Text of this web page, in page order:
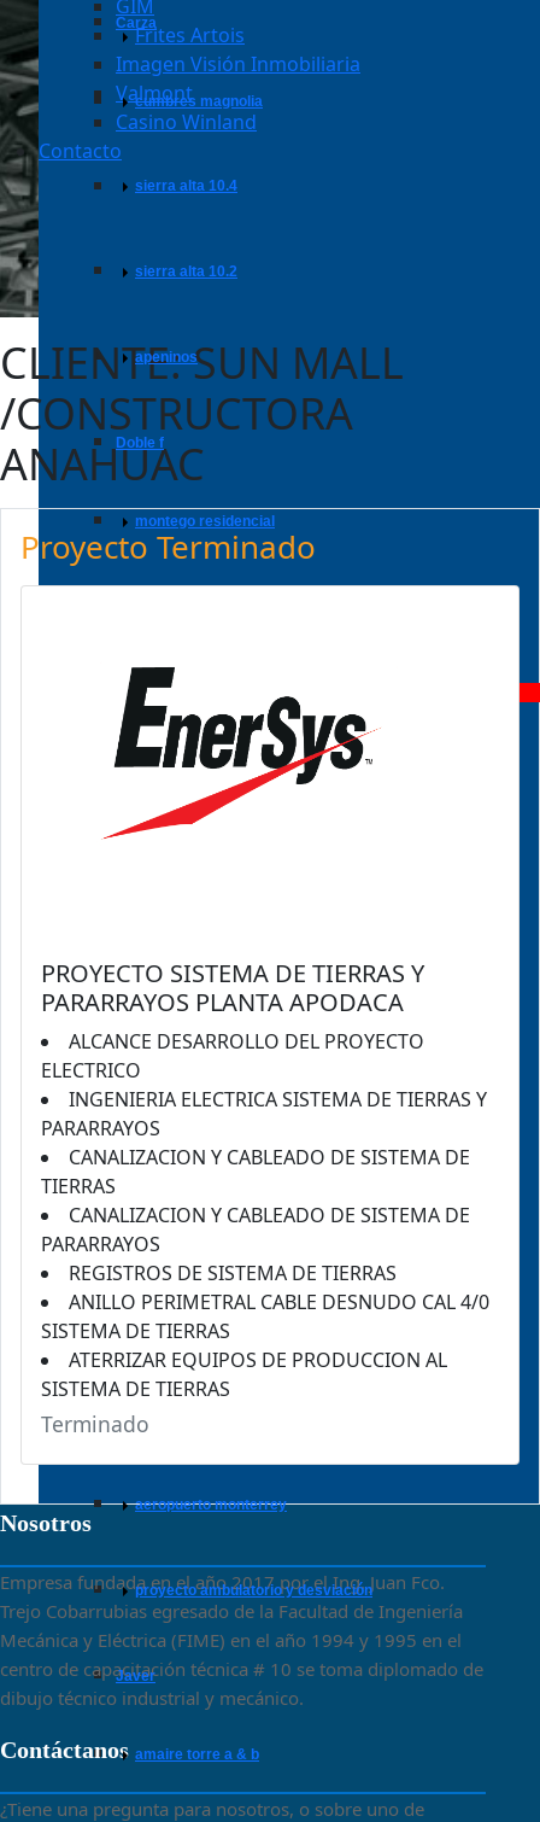
carza
cumbres magnolia
sierra alta 10.4
sierra alta 10.2
apeninos
doble f
montego residencial
enersys
express air
casa castelo
torre verde
frites artois
grupo inmobiliario monterrey
ica
aeropuerto monterrey
proyecto ambulatorio y desviación
javer
amaire torre a & b
GIM
Frites Artois
Imagen Visión Inmobiliaria
Valmont
Casino Winland
Contacto
CLIENTE: SUN MALL
/CONSTRUCTORA
ANAHUAC
Proyecto Terminado
PROYECTO SISTEMA DE TIERRAS Y
PARARRAYOS PLANTA APODACA
ALCANCE DESARROLLO DEL PROYECTO
ELECTRICO
INGENIERIA ELECTRICA SISTEMA DE TIERRAS Y
PARARRAYOS
CANALIZACION Y CABLEADO DE SISTEMA DE
TIERRAS
CANALIZACION Y CABLEADO DE SISTEMA DE
PARARRAYOS
REGISTROS DE SISTEMA DE TIERRAS
ANILLO PERIMETRAL CABLE DESNUDO CAL 4/0
SISTEMA DE TIERRAS
ATERRIZAR EQUIPOS DE PRODUCCION AL
SISTEMA DE TIERRAS
Terminado
Nosotros
Empresa fundada en el año 2017 por el Ing. Juan Fco.
Trejo Cobarrubias egresado de la Facultad de Ingeniería
Mecánica y Eléctrica (FIME) en el año 1994 y 1995 en el
centro de capacitación técnica # 10 se toma diplomado de
dibujo técnico industrial y mecánico.
Contáctanos
¿Tiene una pregunta para nosotros, o sobre uno de